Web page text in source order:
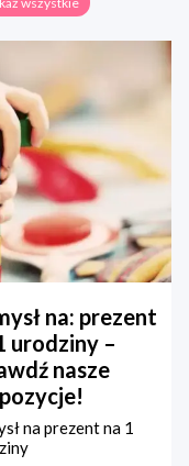
na: prezent
urodziny –
nasze
na prezent na 1